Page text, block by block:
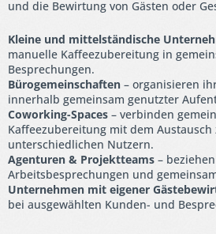
und die Bewirtung von Gästen oder
Kleine und mittelständische
manuelle Kaffeezubereitung in
Besprechungen.
Bürogemeinschaften – organisieren
innerhalb gemeinsam genutzter
Coworking-Spaces – verbinden
Kaffeezubereitung mit dem Austausch
unterschiedlichen Nutzern.
Agenturen & Projektteams –
Arbeitsbesprechungen und
Unternehmen mit eigener
bei ausgewählten Kunden- und